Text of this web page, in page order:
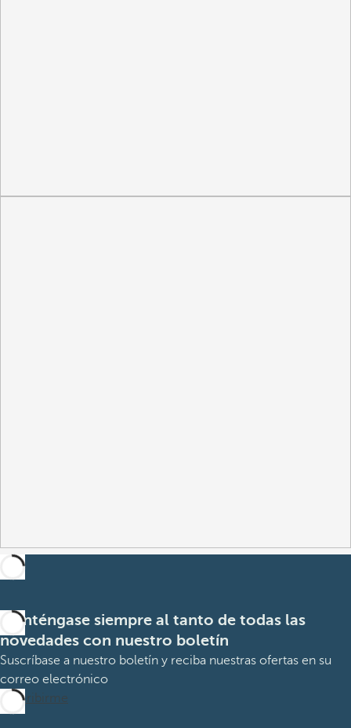
Manténgase siempre al tanto de todas las
novedades con nuestro boletín
Suscríbase a nuestro boletín y reciba nuestras ofertas en su
correo electrónico
Suscribirme